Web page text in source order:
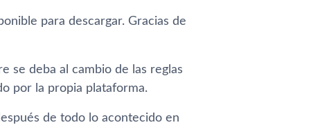
para descargar. Gracias de
se deba al cambio de las reglas
por la propia plataforma.
de todo lo acontecido en